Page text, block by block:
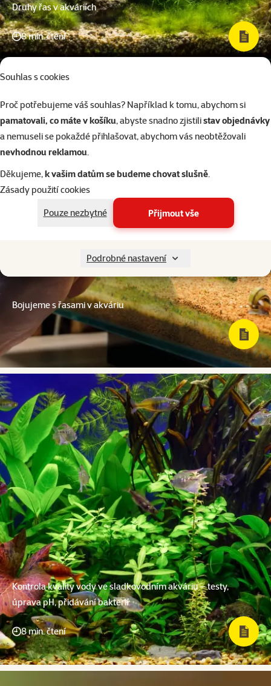
Souhlas s cookies
Proč potřebujeme váš souhlas? Například k tomu, abychom si
pamatovali, co máte v košíku, abyste snadno zjistilistav objednávky
a nemuseli se pokaždé přihlašovat, abychom vás neobtěžovali
nevhodnou reklamou.
Děkujeme,k vašim datům se budeme chovat slušně.
Zásady použití cookies
Pouze nezbytné
Přijmout vše
Podrobné nastavení
Druhy řas v akváriích
8 min. čtení
Bojujeme s řasami v akváriu
Kontrola kvality vody ve sladkovodním akváriu – testy,
úprava pH, přidávání bakterií
8 min. čtení